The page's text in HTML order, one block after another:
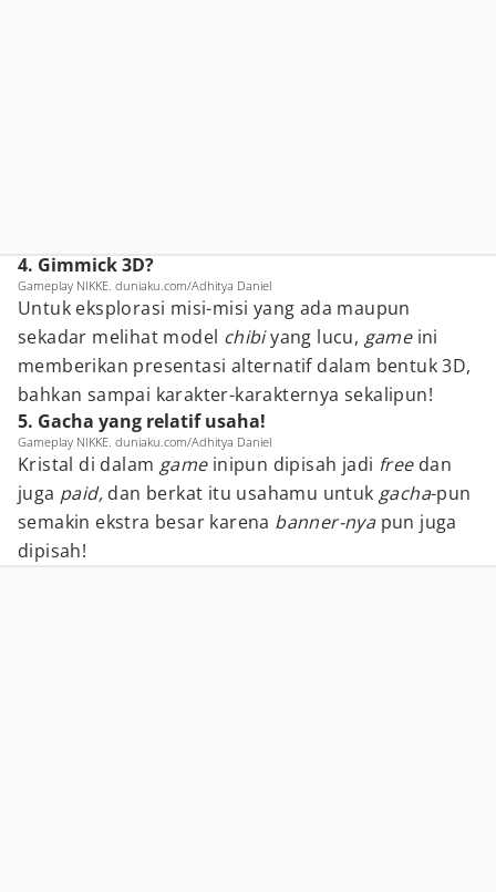
4. Gimmick 3D?
Gameplay NIKKE. duniaku.com/Adhitya Daniel
Untuk eksplorasi misi-misi yang ada maupun
sekadar melihat model chibiyang lucu, game ini
memberikan presentasi alternatif dalam bentuk 3D,
bahkan sampai karakter-karakternya sekalipun!
5. Gacha yang relatif usaha!
Gameplay NIKKE. duniaku.com/Adhitya Daniel
Kristal di dalam game inipun dipisah jadi free dan
juga paid, dan berkat itu usahamu untuk gacha-pun
semakin ekstra besar karena banner-nya pun juga
dipisah!